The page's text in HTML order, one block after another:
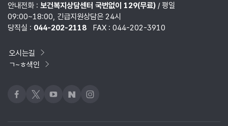
안내전화 : 보건복지상담센터 국번없이 129(무료)/ 평일
09:00~18:00, 긴급지원상담은 24시
당직실 : 044-202-2118 FAX : 044-202-3910
오시는길
ㄱ~ㅎ색인
페이스북
x 유튜브네이버블로그
인스타그램